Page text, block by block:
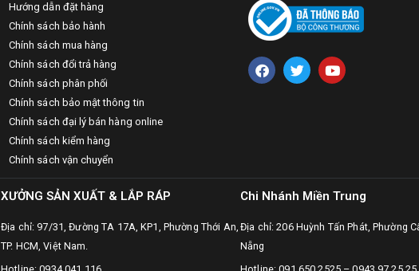
Hướng dẫn đặt hàng
Chính sách bảo hành
Chính sách mua hàng
Chính sách đổi trả hàng
Chính sách phân phối
Chính sách bảo mật thông tin
Chính sách đại lý bán hàng online
Chính sách kiểm hàng
Chính sách vận chuyển
XƯỞNG SẢN XUẤT & LẮP RÁP
Địa chỉ: 97/31, Đường TA 17A, KP1, Phường Thới An,
TP. HCM, Việt Nam.
Chi Nhánh Miền Trung
Địa chỉ: 206 Huỳnh Tấn Phát, Phường
Nẵng